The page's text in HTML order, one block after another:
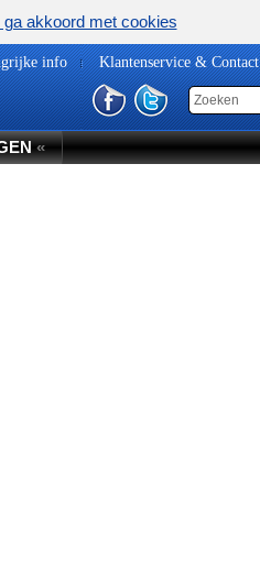
info Klantenservice & Contact
«
ga akkoord met cookies